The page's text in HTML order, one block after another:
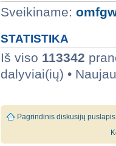
Sveikiname:
STATISTIKA
Iš viso 113342
dalyviai(ių) •
Pagrindinis diskusijų puslapis